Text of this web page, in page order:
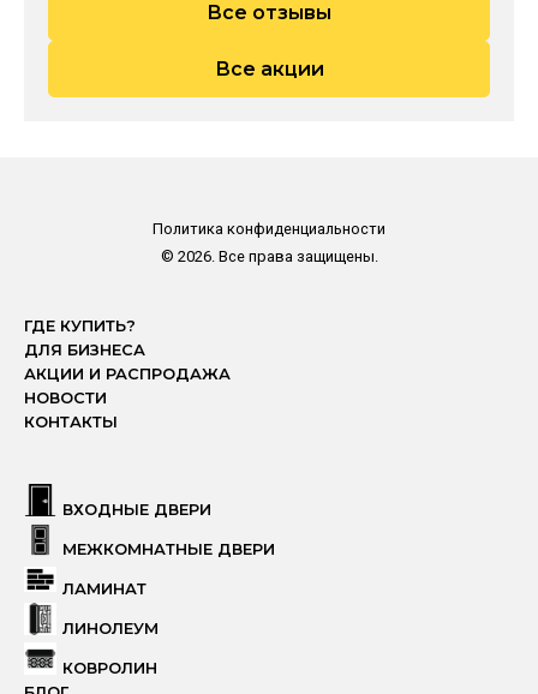
Все отзывы
Все акции
Политика конфиденциальности
© 2026. Все права защищены.
ГДЕ КУПИТЬ?
ДЛЯ БИЗНЕСА
АКЦИИ И РАСПРОДАЖА
НОВОСТИ
КОНТАКТЫ
ВХОДНЫЕ ДВЕРИ
МЕЖКОМНАТНЫЕ ДВЕРИ
ЛАМИНАТ
ЛИНОЛЕУМ
КОВРОЛИН